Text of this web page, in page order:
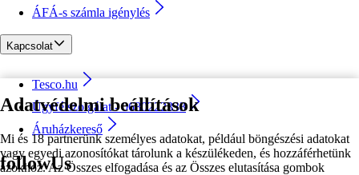
Adatvédelmi beállítások
Mi és 18 partnerünk személyes adatokat, például böngészési adatokat
vagy egyedi azonosítókat tárolunk a készülékeden, és hozzáférhetünk
azokhoz. Az Összes elfogadása és az Összes elutasítása gombok
ÁFÁ-s számla igénylés
Kapcsolat
Tesco.hu
Ügyfélszolgálat - 0680222333
Áruházkereső
followUs